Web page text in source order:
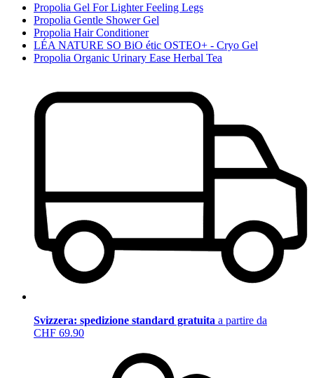
Propolia Gel For Lighter Feeling Legs
Propolia Gentle Shower Gel
Propolia Hair Conditioner
LÉA NATURE SO BiO étic OSTEO+ - Cryo Gel
Propolia Organic Urinary Ease Herbal Tea
Svizzera: spedizione standard gratuita a partire da
CHF 69.90